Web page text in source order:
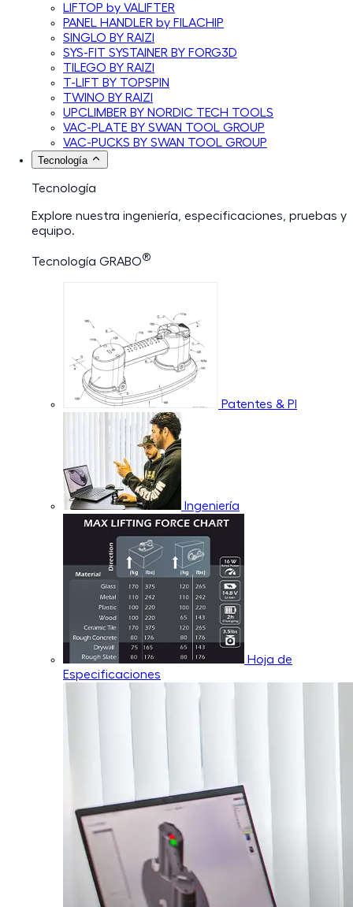
LIFTOP by VALIFTER
PANEL HANDLER by FILACHIP
SINGLO BY RAIZI
SYS-FIT SYSTAINER BY FORG3D
TILEGO BY RAIZI
T-LIFT BY TOPSPIN
TWINO BY RAIZI
UPCLIMBER BY NORDIC TECH TOOLS
VAC-PLATE BY SWAN TOOL GROUP
VAC-PUCKS BY SWAN TOOL GROUP
Tecnología
Tecnología
Explore nuestra ingeniería, especificaciones, pruebas y
equipo.
Tecnología GRABO®
Patentes & PI
Ingeniería
Hoja de
Especificaciones